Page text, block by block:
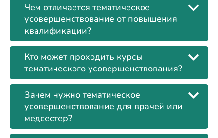
Чем отличается тематическое
усовершенствование от повышения
квалификации?
Кто может проходить курсы
тематического усовершенствования?
Зачем нужно тематическое
усовершенствование для врачей или
медсестер?